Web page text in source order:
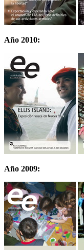
Año 2010:
Año 2009: